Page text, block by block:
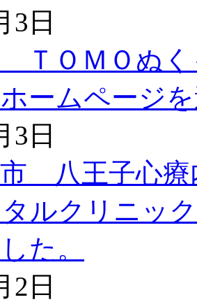
3日
ＴＯＭＯぬく
ームページ
3日
八王子心療
ルクリニッ
た。
2日